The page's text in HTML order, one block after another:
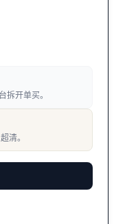
开单买。
清。